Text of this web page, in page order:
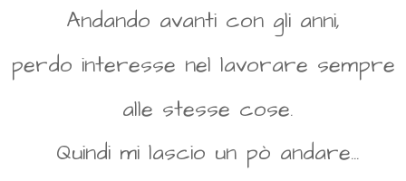
Andando avanti con gli anni,
perdo interesse nel lavorare sempre
alle stesse cose.
Quindi mi lascio un pò andare...